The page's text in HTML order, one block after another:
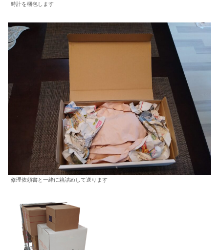
時計を梱包します
修理依頼書と一緒に箱詰めして送ります